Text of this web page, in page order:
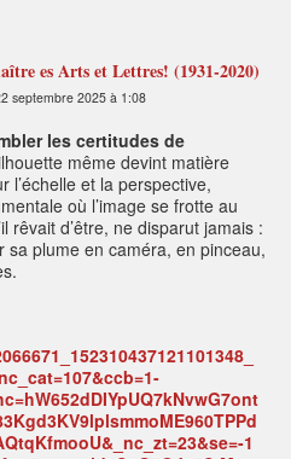
es Arts et Lettres! (1931-2020)
septembre 2025 à 1:08
les certitudes de
même devint matière
l’échelle et la perspective,
où l’image se frotte au
rêvait d’être, ne disparut jamais :
sa plume en caméra, en pinceau,